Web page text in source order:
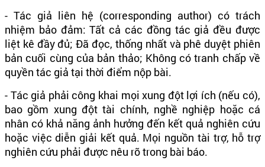
- Tác giả liên hệ (corresponding author) có trách
nhiệm bảo đảm: Tất cả các đồng tác giả đều được
liệt kê đầy đủ; Đã đọc, thống nhất và phê duyệt phiên
bản cuối cùng của bản thảo; Không có tranh chấp về
quyền tác giả tại thời điểm nộp bài.
- Tác giả phải công khai mọi xung đột lợi ích (nếu có),
bao gồm xung đột tài chính, nghề nghiệp hoặc cá
nhân có khả năng ảnh hưởng đến kết quả nghiên cứu
hoặc việc diễn giải kết quả. Mọi nguồn tài trợ, hỗ trợ
nghiên cứu phải được nêu rõ trong bài báo.